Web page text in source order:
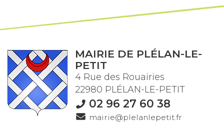
MAIRIE DE PLÉLAN-LE-
PETIT
4 Rue des Rouairies
22980 PLÉLAN-LE-PETIT
02 96 27 60 38
mairie@plelanlepetit.fr